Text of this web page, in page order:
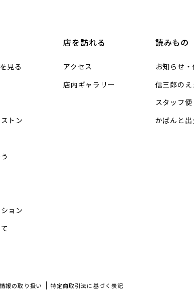
見る
トン
ョン
店を訪れる
アクセス
店内ギャラリー
読みもの
お知らせ
信三郎の
スタッフ便
かばんと出
報の取り扱い 特定商取引法に基づく表記